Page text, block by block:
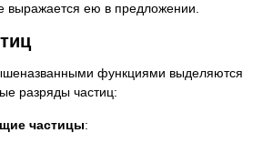
выражается ею в предложении.
функциями выделяются
разряды частиц:
частицы: